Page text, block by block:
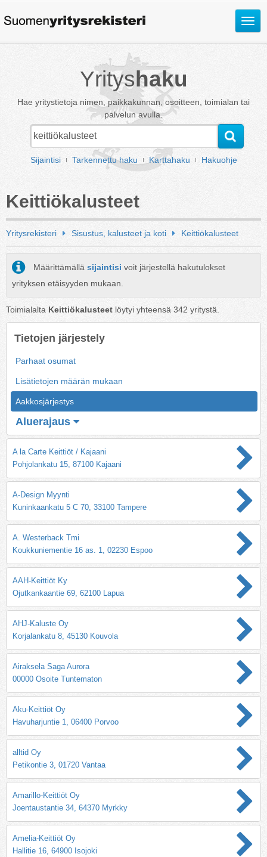
Avaa
Yrityshaku
Hae yritystietoja nimen, paikkakunnan, osoitteen, toimialan tai
palvelun avulla.
Sijaintisi Tarkennettu haku Karttahaku Hakuohje
Keittiökalusteet
Yritysrekisteri Sisustus, kalusteet ja koti Keittiökalusteet
Määrittämällä sijaintisi voit järjestellä hakutulokset
yrityksen etäisyyden mukaan.
Toimialalta Keittiökalusteet löytyi yhteensä 342 yritystä.
Tietojen järjestely
Parhaat osumat
Lisätietojen määrän mukaan
Aakkosjärjestys
Aluerajaus
A la Carte Keittiöt / Kajaani
Pohjolankatu 15, 87100 Kajaani
A-Design Myynti
Kuninkaankatu 5 C 70, 33100 Tampere
A. Westerback Tmi
Koukkuniementie 16 as. 1, 02230 Espoo
AAH-Keittiöt Ky
Ojutkankaantie 69, 62100 Lapua
AHJ-Kaluste Oy
Korjalankatu 8, 45130 Kouvola
Airaksela Saga Aurora
00000 Osoite Tuntematon
Aku-Keittiöt Oy
Havuharjuntie 1, 06400 Porvoo
alltid Oy
Petikontie 3, 01720 Vantaa
Amarillo-Keittiöt Oy
Joentaustantie 34, 64370 Myrkky
Amelia-Keittiöt Oy
Hallitie 16, 64900 Isojoki